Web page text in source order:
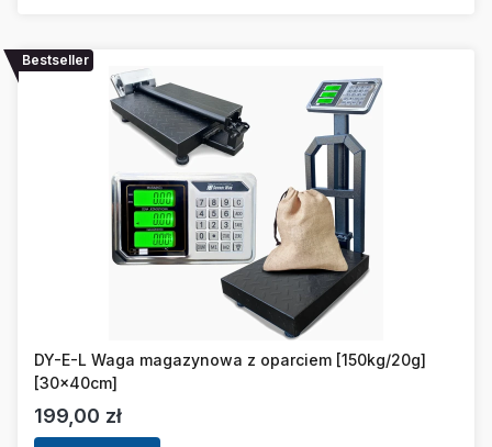
Bestseller
DY-E-L Waga magazynowa z oparciem [150kg/20g]
[30x40cm]
Cena
199,00 zł